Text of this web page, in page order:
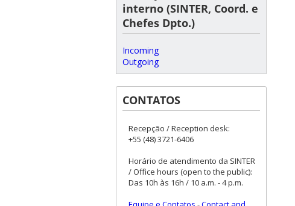
interno (SINTER, Coord. e
Chefes Dpto.)
Incoming
Outgoing
CONTATOS
Recepção / Reception desk:
+55 (48) 3721-6406
Horário de atendimento da SINTER
/ Office hours (open to the public):
Das 10h às 16h / 10 a.m. - 4 p.m.